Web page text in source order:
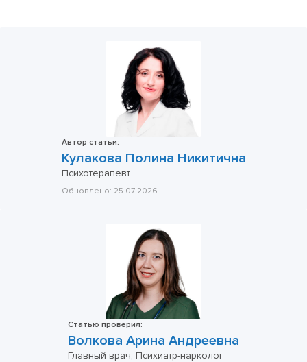
Автор статьи:
Кулакова Полина Никитична
Психотерапевт
Обновлено: 25 07 2026
Статью проверил:
Волкова Арина Андреевна
Главный врач, Психиатр-нарколог